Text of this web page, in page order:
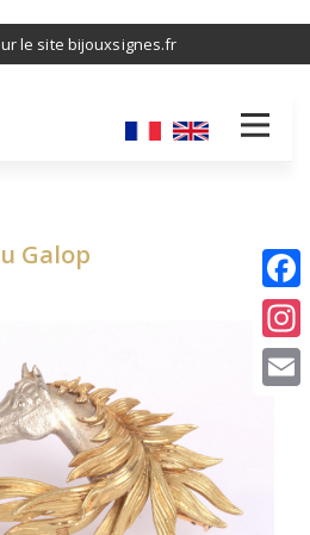
le site bijouxsignes.fr
Galop